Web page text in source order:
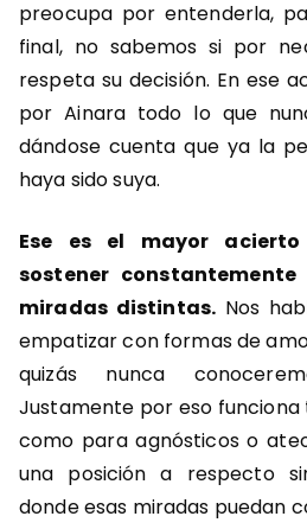
preocupa por entenderla,
final, no sabemos si por
respeta su decisión. En ese
por Ainara todo lo que
dándose cuenta que ya la
haya sido suya.
Ese es el mayor
sostener
miradas distintas. Nos
empatizar con formas de
quizás nunca
Justamente por eso
como para agnósticos o
una posición a respecto
donde esas miradas puedan